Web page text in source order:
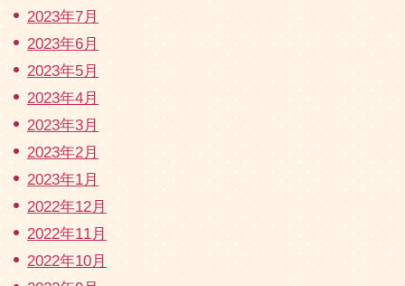
2023年7月
2023年6月
2023年5月
2023年4月
2023年3月
2023年2月
2023年1月
2022年12月
2022年11月
2022年10月